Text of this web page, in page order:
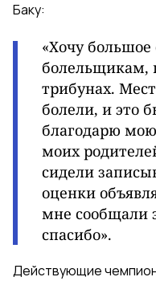
Баку:
«Хочу большое
болельщикам,
трибунах.
болели, и это
благодарю
моих
сидели
оценки
мне сообщали
спасибо».
Действующие